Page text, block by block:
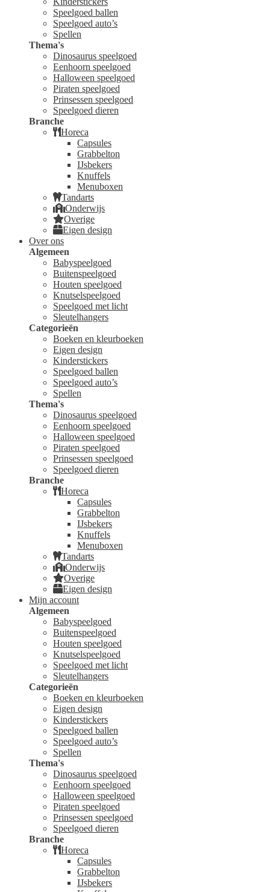
Speelgoed ballen
Speelgoed auto’s
Spellen
Thema's
Dinosaurus speelgoed
Eenhoorn speelgoed
Halloween speelgoed
Piraten speelgoed
Prinsessen speelgoed
Speelgoed dieren
Branche
Horeca
Capsules
Grabbelton
IJsbekers
Knuffels
Menuboxen
Tandarts
Onderwijs
Overige
Eigen design
Over ons
Algemeen
Babyspeelgoed
Buitenspeelgoed
Houten speelgoed
Knutselspeelgoed
Speelgoed met licht
Sleutelhangers
Categorieën
Boeken en kleurboeken
Eigen design
Kinderstickers
Speelgoed ballen
Speelgoed auto’s
Spellen
Thema's
Dinosaurus speelgoed
Eenhoorn speelgoed
Halloween speelgoed
Piraten speelgoed
Prinsessen speelgoed
Speelgoed dieren
Branche
Horeca
Capsules
Grabbelton
IJsbekers
Knuffels
Menuboxen
Tandarts
Onderwijs
Overige
Eigen design
Mijn account
Algemeen
Babyspeelgoed
Buitenspeelgoed
Houten speelgoed
Knutselspeelgoed
Speelgoed met licht
Sleutelhangers
Categorieën
Boeken en kleurboeken
Eigen design
Kinderstickers
Speelgoed ballen
Speelgoed auto’s
Spellen
Thema's
Dinosaurus speelgoed
Eenhoorn speelgoed
Halloween speelgoed
Piraten speelgoed
Prinsessen speelgoed
Speelgoed dieren
Branche
Horeca
Capsules
Grabbelton
IJsbekers